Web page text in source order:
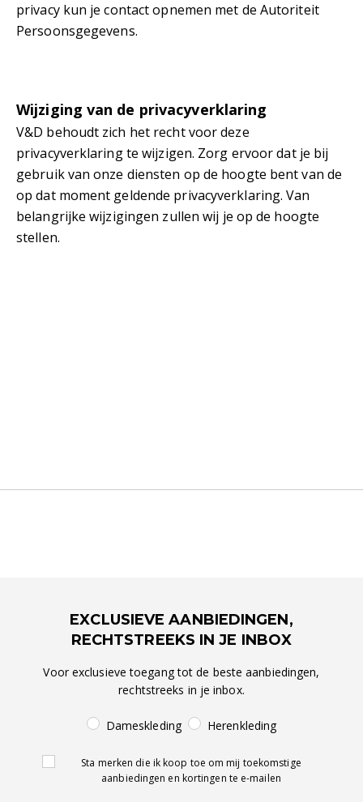
privacy kun je contact opnemen met de Autoriteit
Persoonsgegevens.
Wijziging van de privacyverklaring
V&D behoudt zich het recht voor deze
privacyverklaring te wijzigen. Zorg ervoor dat je bij
gebruik van onze diensten op de hoogte bent van de
op dat moment geldende privacyverklaring. Van
belangrijke wijzigingen zullen wij je op de hoogte
stellen.
EXCLUSIEVE AANBIEDINGEN,
RECHTSTREEKS IN JE INBOX
Voor exclusieve toegang tot de beste aanbiedingen,
rechtstreeks in je inbox.
Dameskleding Herenkleding
Sta merken die ik koop toe om mij toekomstige
aanbiedingen en kortingen te e-mailen